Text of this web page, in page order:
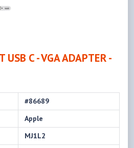
USB C - VGA ADAPTER -
#86689
Apple
MJ1L2